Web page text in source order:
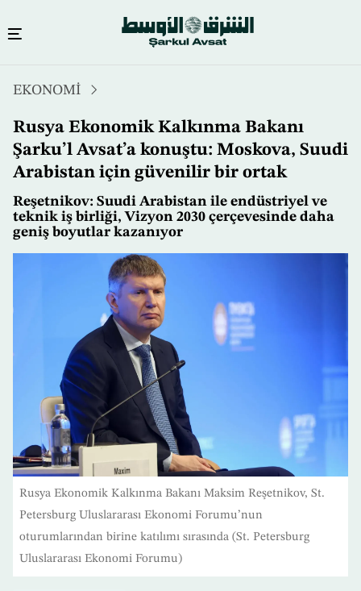
atla
EKONOMİ
Rusya Ekonomik Kalkınma Bakanı
Şarku’l Avsat’a konuştu: Moskova, Suudi
Arabistan için güvenilir bir ortak
Reşetnikov: Suudi Arabistan ile endüstriyel ve
teknik iş birliği, Vizyon 2030 çerçevesinde daha
geniş boyutlar kazanıyor
Rusya Ekonomik Kalkınma Bakanı Maksim Reşetnikov, St.
Petersburg Uluslararası Ekonomi Forumu’nun
oturumlarından birine katılımı sırasında (St. Petersburg
Uluslararası Ekonomi Forumu)